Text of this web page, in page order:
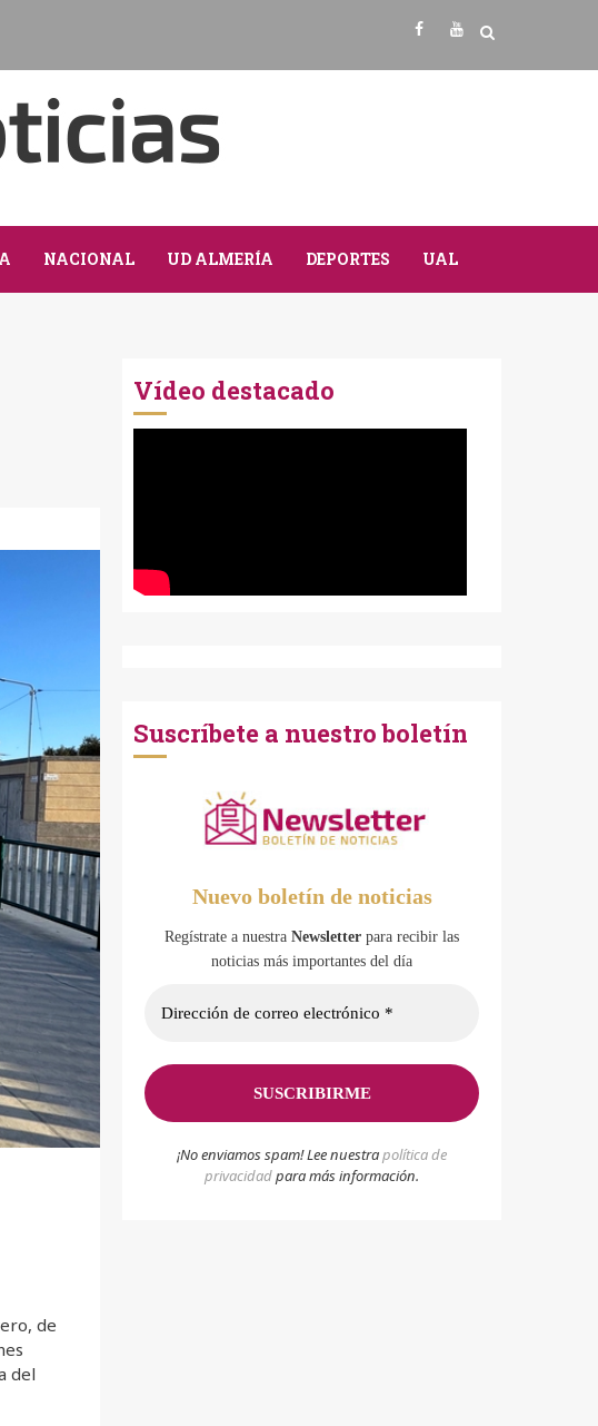
Facebook
Youtube
NACIONAL UD ALMERÍA DEPORTES UAL
de
del
Vídeo destacado
Suscríbete a nuestro boletín
Nuevo boletín de noticias
Regístrate a nuestra Newsletter para recibir las
noticias más importantes del día
¡No enviamos spam! Lee nuestrapolítica de
privacidadpara más información.